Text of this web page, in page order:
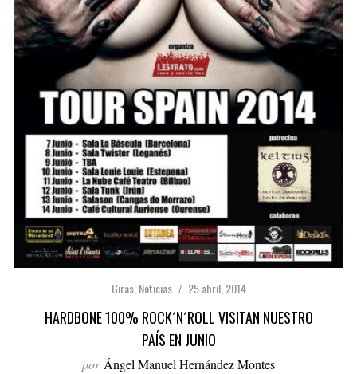
Giras,Noticias 25 abril, 2014
HARDBONE 100% ROCK´N´ROLL VISITAN NUESTRO
PAÍS EN JUNIO
por Ángel Manuel Hernández Montes